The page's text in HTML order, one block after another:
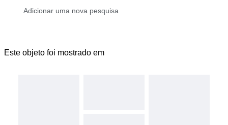
Este objeto foi mostrado em